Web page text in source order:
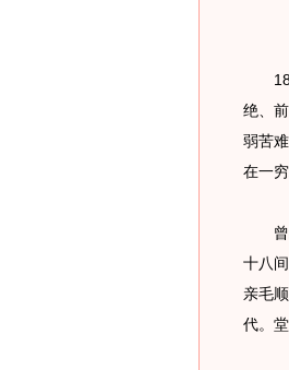
绝、
弱苦
在一
曾经
十八
亲毛
代。